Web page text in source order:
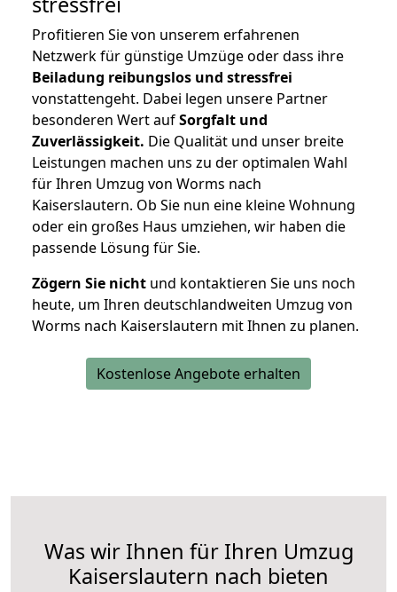
Profitieren Sie von unserem erfahrenen
Netzwerk für günstige Umzüge oder dass ihre
Beiladung reibungslos und stressfrei
vonstattengeht. Dabei legen unsere Partner
besonderen Wert aufSorgfalt und
Zuverlässigkeit. Die Qualität und unser breite
Leistungen machen uns zu der optimalen Wahl
für Ihren Umzug von Worms nach
Kaiserslautern. Ob Sie nun eine kleine Wohnung
oder ein großes Haus umziehen, wir haben die
passende Lösung für Sie.
Zögern Sie nicht und kontaktieren Sie uns noch
heute, um Ihren deutschlandweiten Umzug von
Worms nach Kaiserslautern mit Ihnen zu planen.
Kostenlose Angebote erhalten
Was wir Ihnen für Ihren Umzug
Kaiserslautern nach bieten